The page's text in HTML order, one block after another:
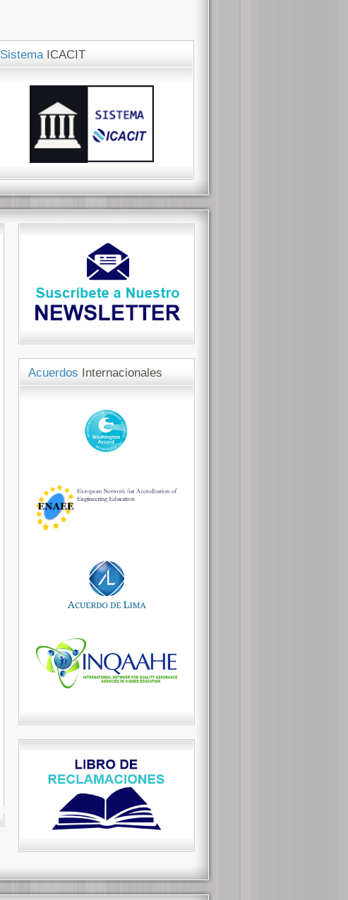
Sistema ICACIT
Acuerdos Internacionales